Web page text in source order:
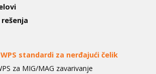
standardi za nerđajući čelik
za MIG/MAG zavarivanje